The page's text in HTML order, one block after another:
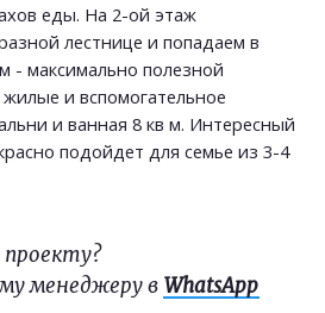
еды. На 2-ой этаж
лестнице и попадаем в
- максимально полезной
и вспомогательное
и ванная 8 кв м. Интересный
подойдет для семье из 3-4
проекту?
менеджеру в WhatsApp